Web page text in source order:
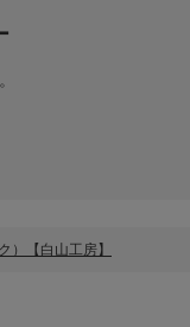
）【白山工房】